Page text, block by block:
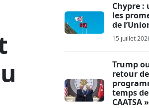
Chypre :
les
de
15 juillet
Trump
retour
temps
CAATSA »